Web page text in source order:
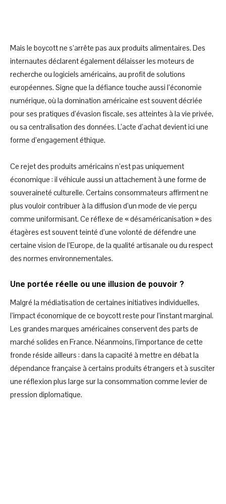
Mais le boycott ne s’arrête pas aux produits alimentaires. Des
internautes déclarent également délaisser les moteurs de
recherche ou logiciels américains, au profit de solutions
européennes. Signe que la défiance touche aussi l’économie
numérique, où la domination américaine est souvent décriée
pour ses pratiques d’évasion fiscale, ses atteintes à la vie privée,
ou sa centralisation des données. L’acte d’achat devient ici une
forme d’engagement éthique.
Ce rejet des produits américains n’est pas uniquement
économique : il véhicule aussi un attachement à une forme de
souveraineté culturelle. Certains consommateurs affirment ne
plus vouloir contribuer à la diffusion d’un mode de vie perçu
comme uniformisant. Ce réflexe de « désaméricanisation » des
étagères est souvent teinté d’une volonté de défendre une
certaine vision de l’Europe, de la qualité artisanale ou du respect
des normes environnementales.
Une portée réelle ou une illusion de pouvoir ?
Malgré la médiatisation de certaines initiatives individuelles,
l’impact économique de ce boycott reste pour l’instant marginal.
Les grandes marques américaines conservent des parts de
marché solides en France. Néanmoins, l’importance de cette
fronde réside ailleurs : dans la capacité à mettre en débat la
dépendance française à certains produits étrangers et à susciter
une réflexion plus large sur la consommation comme levier de
pression diplomatique.